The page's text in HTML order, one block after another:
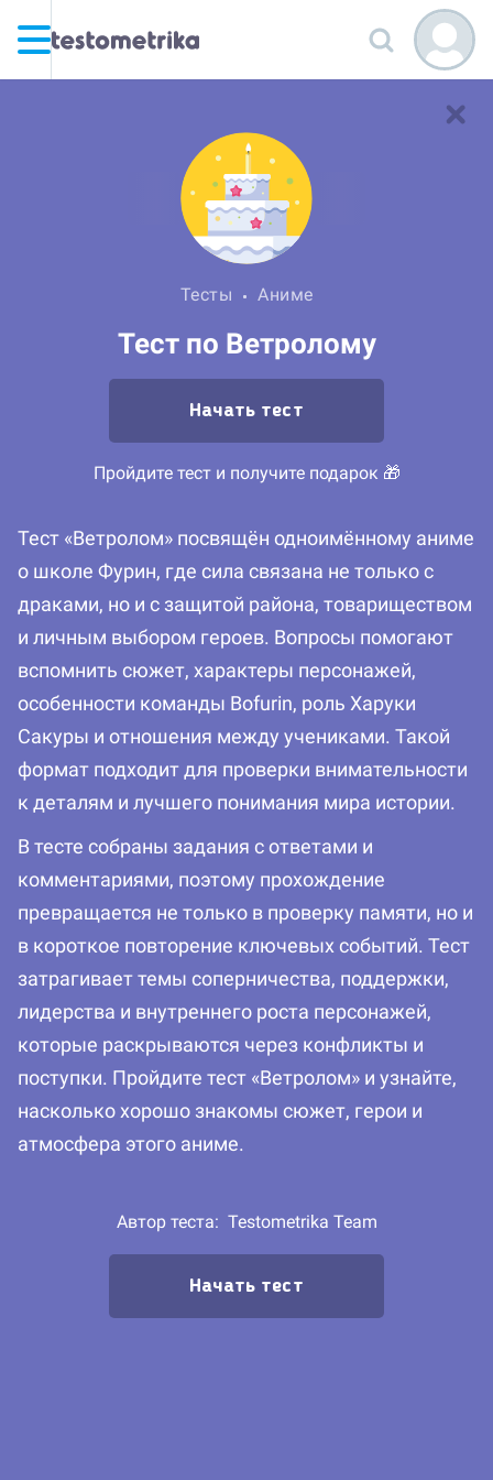
Тесты Аниме
Тест по Ветролому
Начать тест
Пройдите тест и получите подарок 🎁
Тест «Ветролом» посвящён одноимённому аниме
о школе Фурин, где сила связана не только с
драками, но и с защитой района, товариществом
и личным выбором героев. Вопросы помогают
вспомнить сюжет, характеры персонажей,
особенности команды Bofurin, роль Харуки
Сакуры и отношения между учениками. Такой
формат подходит для проверки внимательности
к деталям и лучшего понимания мира истории.
В тесте собраны задания с ответами и
комментариями, поэтому прохождение
превращается не только в проверку памяти, но и
в короткое повторение ключевых событий. Тест
затрагивает темы соперничества, поддержки,
лидерства и внутреннего роста персонажей,
которые раскрываются через конфликты и
поступки. Пройдите тест «Ветролом» и узнайте,
насколько хорошо знакомы сюжет, герои и
атмосфера этого аниме.
Автор теста: Testometrika Team
Начать тест